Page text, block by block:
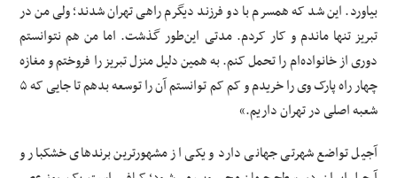
بیاورد. این شد که همسرم با دو فرزند دیگرم راهی تهران شدند؛ ولی من در
تبریز تنها ماندم و کار کردم. مدتی این‌طور گذشت. اما من هم نتوانستم
دوری از خانواده‌ام را تحمل کنم. به همین دلیل منزل تبریز را فروختم و مغازه
چهار راه پارک وی را خریدم و کم کم توانستم آن را توسعه بدهم تا جایی که ۵
شعبه اصلی در تهران داریم.»
آجیل تواضع شهرتی جهانی دارد و یکی از مشهورترین برندهای خشکبار و